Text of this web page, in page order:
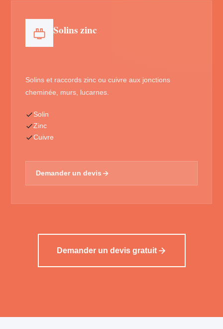
Solins zinc
Solins et raccords zinc ou cuivre aux jonctions
cheminée, murs, lucarnes.
Solin
Zinc
Cuivre
Demander un devis
Demander un devis gratuit